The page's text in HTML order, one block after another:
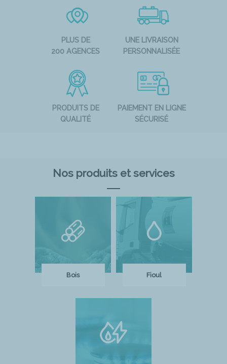
PLUS DE
200 AGENCES
UNE LIVRAISON
PERSONNALISÉE
PRODUITS DE
QUALITÉ
PAIEMENT EN LIGNE
SÉCURISÉ
Nos produits et services
Bois Fioul